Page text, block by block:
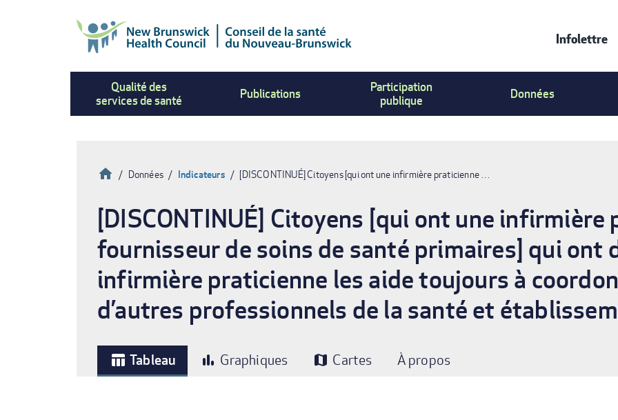
Menu
Infolettre
Qualité des
services de santé
Publications
Participation
publique
Données
Fil
d'Ariane
Accueil
Données Indicateurs [DISCONTINUÉ] Citoyens [qui ont une infirmière praticienne …
[DISCONTINUÉ] Citoyens [qui ont une infirmière
fournisseur de soins de santé primaires] qui ont
infirmière praticienne les aide toujours à
d’autres professionnels de la santé et
table_chart Tableau bar_chart Graphiques map Cartes À propos